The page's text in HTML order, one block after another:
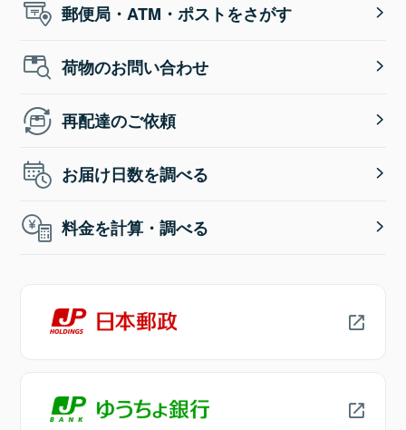
郵便局・ATM・ポストをさがす
荷物のお問い合わせ
再配達のご依頼
お届け日数を調べる
料金を計算・調べる